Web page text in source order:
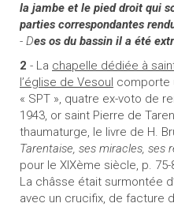
la jambe et le pied droit qui
parties correspondantes
- Des os du bassin il a été
2 - La chapelle dédiée à
l’église de Vesoul comporte
« SPT », quatre ex-voto de
1943, or saint Pierre de
thaumaturge, le livre de H.
Tarentaise, ses miracles, ses
pour le XIXème siècle, p. 75-
La châsse était surmontée
avec un crucifix, de facture